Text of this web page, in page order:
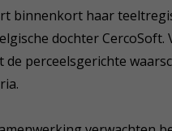
binnenkort haar
dochter
de perceelsgerichte